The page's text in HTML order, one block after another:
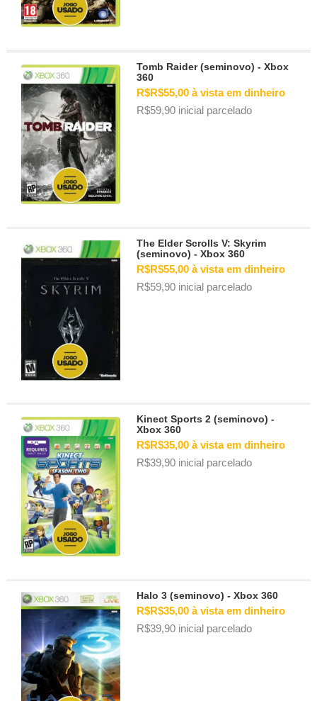
Tomb Raider (seminovo) - Xbox
360
R$R$55,00 à vista em dinheiro
R$59,90 inicial parcelado
The Elder Scrolls V: Skyrim
(seminovo) - Xbox 360
R$R$55,00 à vista em dinheiro
R$59,90 inicial parcelado
Kinect Sports 2 (seminovo) -
Xbox 360
R$R$35,00 à vista em dinheiro
R$39,90 inicial parcelado
Halo 3 (seminovo) - Xbox 360
R$R$35,00 à vista em dinheiro
R$39,90 inicial parcelado